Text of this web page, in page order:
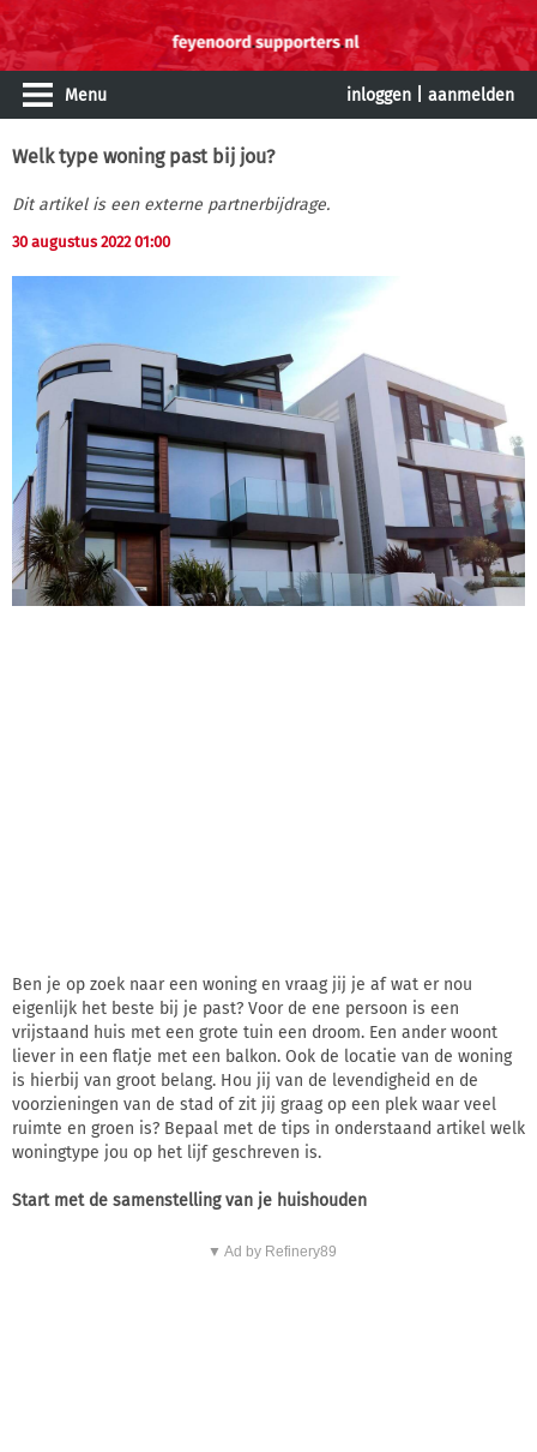
Menu inloggen aanmelden
Welk type woning past bij jou?
Dit artikel is een externe partnerbijdrage.
30 augustus 2022 01:00
Ben je op zoek naar een woning en vraag jij je af wat er nou
eigenlijk het beste bij je past? Voor de ene persoon is een
vrijstaand huis met een grote tuin een droom. Een ander woont
liever in een flatje met een balkon. Ook de locatie van de woning
is hierbij van groot belang. Hou jij van de levendigheid en de
voorzieningen van de stad of zit jij graag op een plek waar veel
ruimte en groen is? Bepaal met de tips in onderstaand artikel welk
woningtype jou op het lijf geschreven is.
Start met de samenstelling van je huishouden
▼ Ad by Refinery89